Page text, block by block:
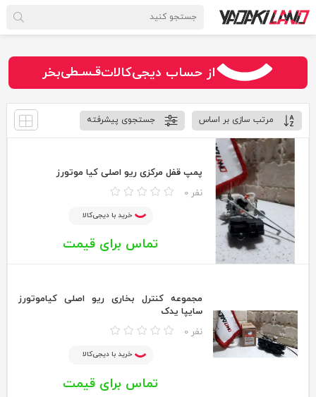
از حساب دیجی‌کالات
سـریــع
امـــــن
قـسـطیبخر
مرتب سازی بر اساس جستجوی پیشرفته
پمپ قفل مرکزی ریو اصلی کیا موتورز
0 نفر
خرید با دیجی‌کالا
تماس برای قیمت
مجموعه کنترل بخاری ریو اصلی کیاموتورز
سایپا یدک
0 نفر
خرید با دیجی‌کالا
تماس برای قیمت